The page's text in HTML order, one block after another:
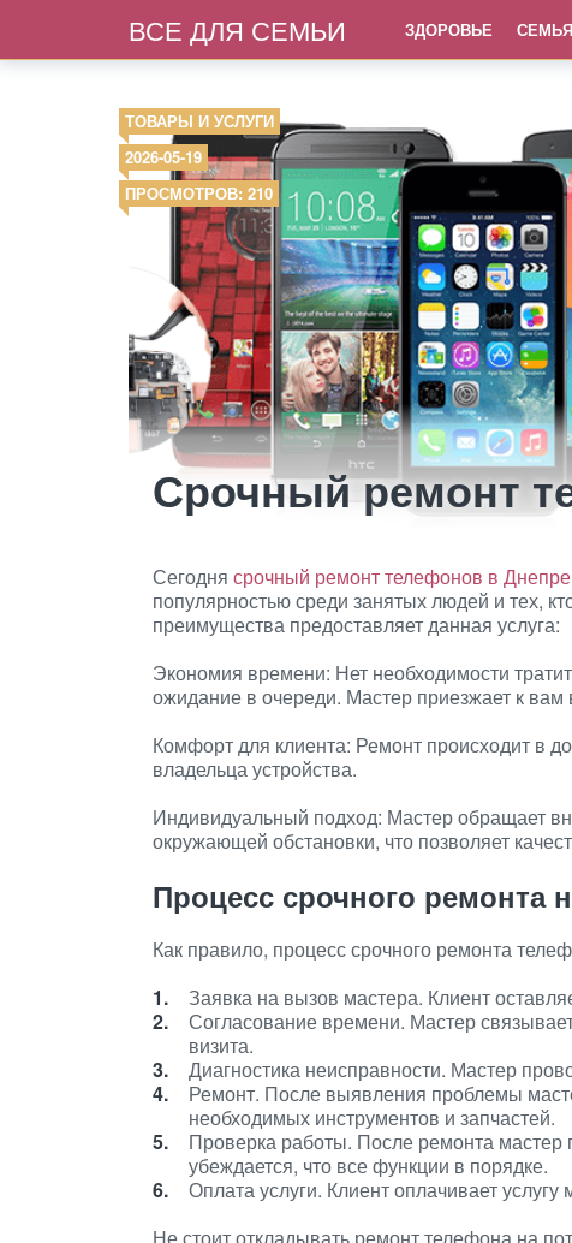
ВСЕ ДЛЯ СЕМЬИ ЗДОРОВЬЕ
ТОВАРЫ И УСЛУГИ
2026-05-19
ПРОСМОТРОВ: 210
Срочный ремонт
Сегодня срочный ремонт телефонов в Днепре
популярностью среди занятых людей и тех,
преимущества предоставляет данная услуга:
Экономия времени: Нет необходимости
ожидание в очереди. Мастер приезжает к вам
Комфорт для клиента: Ремонт происходит в
владельца устройства.
Индивидуальный подход: Мастер обращает
окружающей обстановки, что позволяет
Процесс срочного ремонта
Как правило, процесс срочного ремонта
Заявка на вызов мастера. Клиент
Согласование времени. Мастер
визита.
Диагностика неисправности. Мастер
Ремонт. После выявления проблемы
необходимых инструментов и запчастей.
Проверка работы. После ремонта мастер
убеждается, что все функции в порядке.
Оплата услуги. Клиент оплачивает